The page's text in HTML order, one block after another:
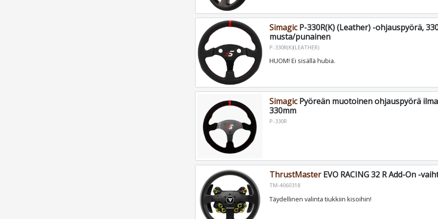
SimagicP-330R(K) (Leather) -ohjauspyörä,
musta/punainen
P-330R(K)(LEATHER)
HUOM! Ei sisällä hubia.
SimagicPyöreän muotoinen ohjauspyörä
330mm
P-330R
ThrustMasterEVO RACING 32 R Add-On -
TM-4060318
Täydellinen valinta tiukkiin kisoihin!